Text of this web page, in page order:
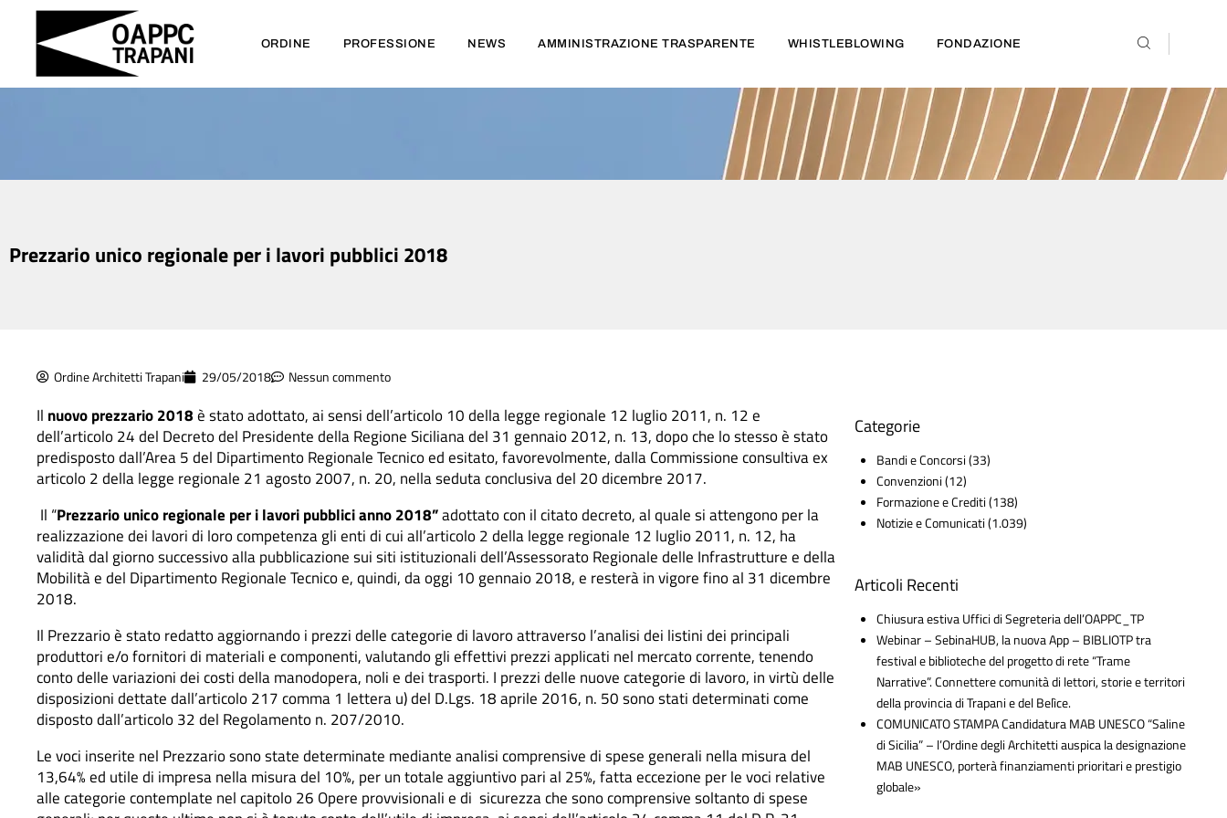
ORDINE PROFESSIONE NEWS AMMINISTRAZIONE TRASPARENTE WHISTLEBLOWING FONDAZIONE
Prezzario unico regionale per i lavori pubblici 2018
Ordine Architetti Trapani 29/05/2018 Nessun commento
Il nuovo prezzario 2018è stato adottato, ai sensi dell’articolo 10 della legge regionale 12 luglio 2011, n. 12 e
dell’articolo 24 del Decreto del Presidente della Regione Siciliana del 31 gennaio 2012, n. 13, dopo che lo stesso è stato
predisposto dall’Area 5 del Dipartimento Regionale Tecnico ed esitato, favorevolmente, dalla Commissione consultiva ex
articolo 2 della legge regionale 21 agosto 2007, n. 20, nella seduta conclusiva del 20 dicembre 2017.
Il “Prezzario unico regionale per i lavori pubblici anno 2018”adottato con il citato decreto, al quale si attengono per la
realizzazione dei lavori di loro competenza gli enti di cui all’articolo 2 della legge regionale 12 luglio 2011, n. 12, ha
validità dal giorno successivo alla pubblicazione sui siti istituzionali dell’Assessorato Regionale delle Infrastrutture e della
Mobilità e del Dipartimento Regionale Tecnico e, quindi, da oggi 10 gennaio 2018, e resterà in vigore fino al 31 dicembre
2018.
Il Prezzario è stato redatto aggiornando i prezzi delle categorie di lavoro attraverso l’analisi dei listini dei principali
produttori e/o fornitori di materiali e componenti, valutando gli effettivi prezzi applicati nel mercato corrente, tenendo
conto delle variazioni dei costi della manodopera, noli e dei trasporti. I prezzi delle nuove categorie di lavoro, in virtù delle
disposizioni dettate dall’articolo 217 comma 1 lettera u) del D.Lgs. 18 aprile 2016, n. 50 sono stati determinati come
disposto dall’articolo 32 del Regolamento n. 207/2010.
Le voci inserite nel Prezzario sono state determinate mediante analisi comprensive di spese generali nella misura del
13,64% ed utile di impresa nella misura del 10%, per un totale aggiuntivo pari al 25%, fatta eccezione per le voci relative
alle categorie contemplate nel capitolo 26 Opere provvisionali e di sicurezza che sono comprensive soltanto di spese
Categorie
Bandi e Concorsi(33)
Convenzioni(12)
Formazione e Crediti(138)
Notizie e Comunicati(1.039)
Articoli Recenti
Chiusura estiva Uffici di Segreteria dell’OAPPC_TP
Webinar – SebinaHUB, la nuova App – BIBLIOTP tra
festival e biblioteche del progetto di rete “Trame
Narrative”. Connettere comunità di lettori, storie e territori
della provincia di Trapani e del Belìce.
COMUNICATO STAMPA Candidatura MAB UNESCO “Saline
di Sicilia” – l’Ordine degli Architetti auspica la designazione
MAB UNESCO, porterà finanziamenti prioritari e prestigio
globale»